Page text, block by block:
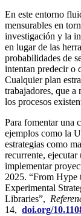
En este entorno
mensurables en
investigación y la
en lugar de las
probabilidades de
intentan predecir o
Cualquier plan
trabajadores, que
los procesos
Para fomentar una
ejemplos como la
estrategias como
recurrente,
implementar
2025. “From Hype
Experimental
Libraries”,
14, doi.org/